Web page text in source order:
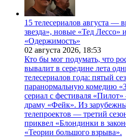
15 телесериалов августа
звезда», новые «Тед Лессо»
«Одержимость»
02 августа 2026, 18:53
Кто бы мог подумать, что
вывалит в середине лета
телесериалов года: пятый
паранормальную комедию
сериал с фестиваля
драму «Фейк». Из
телепроектов — третий
приквел «Блондинки в
«Теории большого взрыва».